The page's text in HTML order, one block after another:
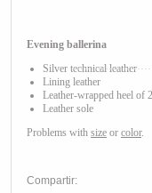
Evening ballerina
Silver technical leather
Lining leather
Leather-wrapped heel of
Leather sole
Problems with size or color.
Compartir: